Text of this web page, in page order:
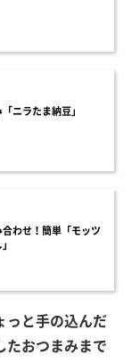
ニラたま納豆」
わせ！簡単「モッツ
っと手の込んだ
たおつまみまで